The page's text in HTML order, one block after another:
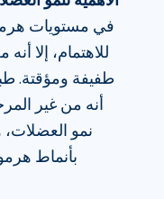
في مستويات
للاهتمام، إلا
طفيفة ومؤقتة.
أنه من غير
نمو العضلات،
بأنماط